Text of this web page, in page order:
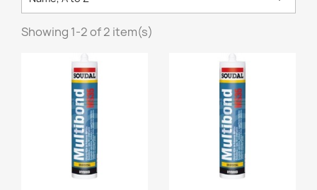
Showing 1-2 of 2 item(s)